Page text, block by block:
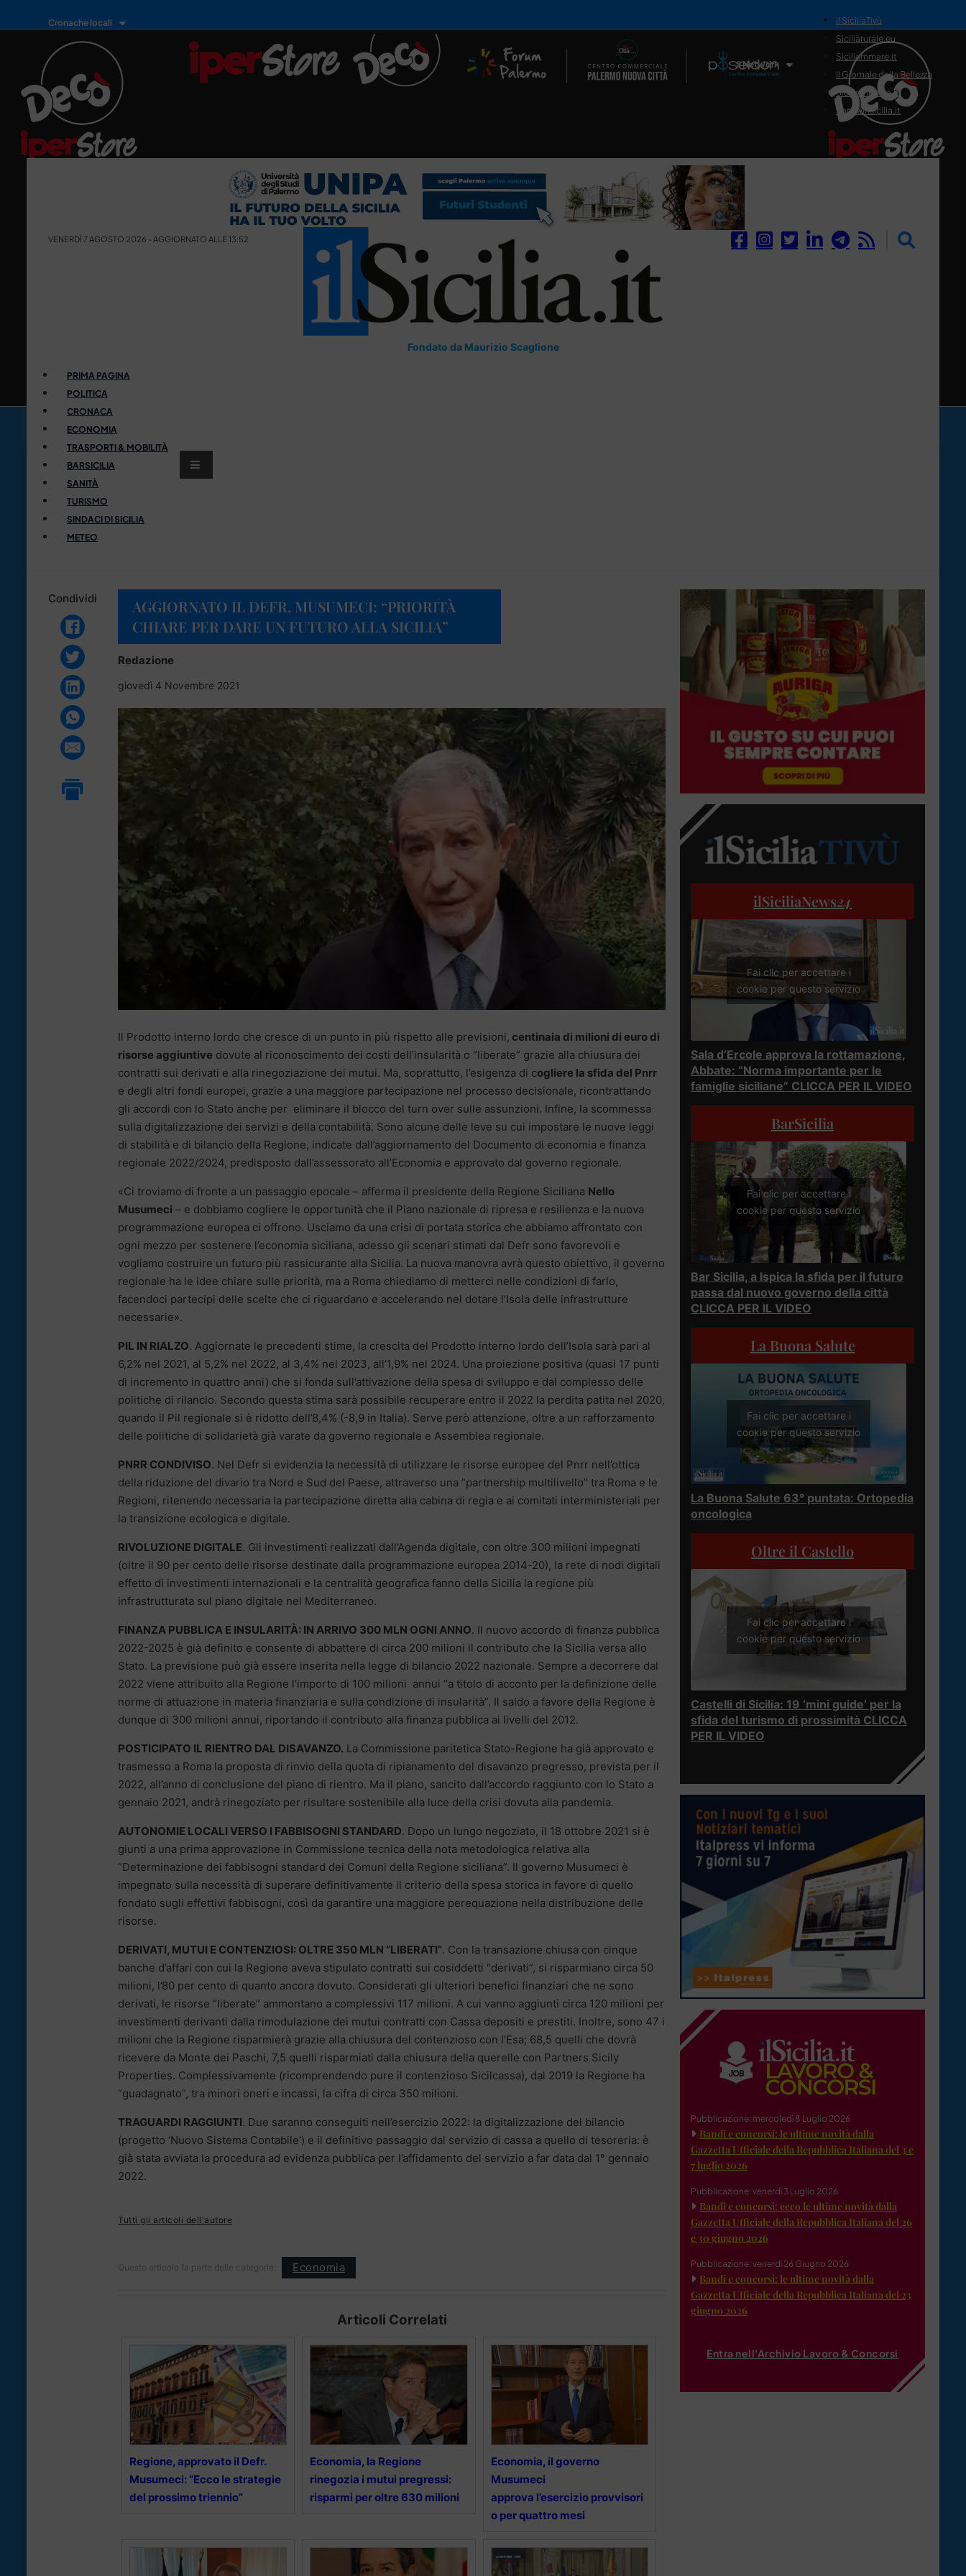
Cronache locali
Il Network
il SiciliaTivù
Siciliarurale.eu
Siciliammare.it
Il Giornale della Bellezza
Siciliamedica.it
Sanitainsicilia.it
VENERDÌ 7 AGOSTO 2026 - AGGIORNATO ALLE 13:52
Fondato da Maurizio Scaglione
PRIMA PAGINA
POLITICA
CRONACA
ECONOMIA
TRASPORTI & MOBILITÀ
BARSICILIA
SANITÀ
TURISMO
SINDACI DI SICILIA
METEO
Condividi
AGGIORNATO IL DEFR, MUSUMECI: “PRIORITÀ
CHIARE PER DARE UN FUTURO ALLA SICILIA”
Redazione
giovedì 4 Novembre 2021
Il Prodotto interno lordo che cresce di un punto in più rispetto alle previsioni, centinaia di milioni di euro di
risorse aggiuntive dovute al riconoscimento dei costi dell’insularità o “liberate” grazie alla chiusura dei
contratti sui derivati e alla rinegoziazione dei mutui. Ma, soprattutto, l’esigenza di cogliere la sfida del Pnrr
e degli altri fondi europei, grazie a una maggiore partecipazione nel processo decisionale, ricontrattando
gli accordi con lo Stato anche per eliminare il blocco del turn over sulle assunzioni. Infine, la scommessa
sulla digitalizzazione dei servizi e della contabilità. Sono alcune delle leve su cui impostare le nuove leggi
di stabilità e di bilancio della Regione, indicate dall’aggiornamento del Documento di economia e finanza
regionale 2022/2024, predisposto dall’assessorato all’Economia e approvato dal governo regionale.
«Ci troviamo di fronte a un passaggio epocale – afferma il presidente della Regione Siciliana Nello
Musumeci – e dobbiamo cogliere le opportunità che il Piano nazionale di ripresa e resilienza e la nuova
programmazione europea ci offrono. Usciamo da una crisi di portata storica che abbiamo affrontato con
ogni mezzo per sostenere l’economia siciliana, adesso gli scenari stimati dal Defr sono favorevoli e
vogliamo costruire un futuro più rassicurante alla Sicilia. La nuova manovra avrà questo obiettivo, il governo
regionale ha le idee chiare sulle priorità, ma a Roma chiediamo di metterci nelle condizioni di farlo,
facendoci partecipi delle scelte che ci riguardano e accelerando nel dotare l’Isola delle infrastrutture
necessarie».
PIL IN RIALZO. Aggiornate le precedenti stime, la crescita del Prodotto interno lordo dell’Isola sarà pari al
6,2% nel 2021, al 5,2% nel 2022, al 3,4% nel 2023, all’1,9% nel 2024. Una proiezione positiva (quasi 17 punti
di incremento in quattro anni) che si fonda sull’attivazione della spesa di sviluppo e dal complesso delle
politiche di rilancio. Secondo questa stima sarà possibile recuperare entro il 2022 la perdita patita nel 2020,
quando il Pil regionale si è ridotto dell’8,4% (-8,9 in Italia). Serve però attenzione, oltre a un rafforzamento
delle politiche di solidarietà già varate da governo regionale e Assemblea regionale.
PNRR CONDIVISO. Nel Defr si evidenzia la necessità di utilizzare le risorse europee del Pnrr nell’ottica
della riduzione del divario tra Nord e Sud del Paese, attraverso una “partnership multilivello” tra Roma e le
Regioni, ritenendo necessaria la partecipazione diretta alla cabina di regia e ai comitati interministeriali per
la transizione ecologica e digitale.
RIVOLUZIONE DIGITALE. Gli investimenti realizzati dall’Agenda digitale, con oltre 300 milioni impegnati
(oltre il 90 per cento delle risorse destinate dalla programmazione europea 2014-20), la rete di nodi digitali
effetto di investimenti internazionali e la centralità geografica fanno della Sicilia la regione più
infrastrutturata sul piano digitale nel Mediterraneo.
FINANZA PUBBLICA E INSULARITÀ: IN ARRIVO 300 MLN OGNI ANNO. Il nuovo accordo di finanza pubblica
2022-2025 è già definito e consente di abbattere di circa 200 milioni il contributo che la Sicilia versa allo
Stato. La previsione può già essere inserita nella legge di bilancio 2022 nazionale. Sempre a decorrere dal
2022 viene attribuito alla Regione l’importo di 100 milioni annui “a titolo di acconto per la definizione delle
norme di attuazione in materia finanziaria e sulla condizione di insularità”. Il saldo a favore della Regione è
dunque di 300 milioni annui, riportando il contributo alla finanza pubblica ai livelli del 2012.
POSTICIPATO IL RIENTRO DAL DISAVANZO. La Commissione paritetica Stato-Regione ha già approvato e
trasmesso a Roma la proposta di rinvio della quota di ripianamento del disavanzo pregresso, prevista per il
2022, all’anno di conclusione del piano di rientro. Ma il piano, sancito dall’accordo raggiunto con lo Stato a
gennaio 2021, andrà rinegoziato per risultare sostenibile alla luce della crisi dovuta alla pandemia.
AUTONOMIE LOCALI VERSO I FABBISOGNI STANDARD. Dopo un lungo negoziato, il 18 ottobre 2021 si è
giunti a una prima approvazione in Commissione tecnica della nota metodologica relativa alla
“Determinazione dei fabbisogni standard dei Comuni della Regione siciliana”. Il governo Musumeci è
impegnato sulla necessità di superare definitivamente il criterio della spesa storica in favore di quello
fondato sugli effettivi fabbisogni, così da garantire una maggiore perequazione nella distribuzione delle
risorse.
DERIVATI, MUTUI E CONTENZIOSI: OLTRE 350 MLN “LIBERATI”. Con la transazione chiusa con cinque
banche d’affari con cui la Regione aveva stipulato contratti sui cosiddetti “derivati”, si risparmiano circa 50
milioni, l’80 per cento di quanto ancora dovuto. Considerati gli ulteriori benefici finanziari che ne sono
derivati, le risorse “liberate” ammontano a complessivi 117 milioni. A cui vanno aggiunti circa 120 milioni per
investimenti derivanti dalla rimodulazione dei mutui contratti con Cassa depositi e prestiti. Inoltre, sono 47 i
milioni che la Regione risparmierà grazie alla chiusura del contenzioso con l’Esa; 68,5 quelli che dovrà
ricevere da Monte dei Paschi, 7,5 quelli risparmiati dalla chiusura della querelle con Partners Sicily
Properties. Complessivamente (ricomprendendo pure il contenzioso Sicilcassa), dal 2019 la Regione ha
“guadagnato”, tra minori oneri e incassi, la cifra di circa 350 milioni.
TRAGUARDI RAGGIUNTI. Due saranno conseguiti nell’esercizio 2022: la digitalizzazione del bilancio
(progetto ‘Nuovo Sistema Contabile’) e il definitivo passaggio dal servizio di cassa a quello di tesoreria: è
già stata avviata la procedura ad evidenza pubblica per l’affidamento del servizio a far data dal 1° gennaio
2022.
Tutti gli articoli dell'autore
Questo articolo fa parte delle categorie: Economia
Articoli Correlati
Regione, approvato il Defr.
Musumeci: “Ecco le strategie
del prossimo triennio”
Economia, la Regione
rinegozia i mutui pregressi:
risparmi per oltre 630 milioni
Economia, il governo
Musumeci
approva l’esercizio provvisori
o per quattro mesi
ilSiciliaNews24
Fai clic per accettare i
cookie per questo servizio
Sala d’Ercole approva la rottamazione,
Abbate: “Norma importante per le
famiglie siciliane” CLICCA PER IL VIDEO
BarSicilia
Fai clic per accettare i
cookie per questo servizio
Bar Sicilia, a Ispica la sfida per il futuro
passa dal nuovo governo della città
CLICCA PER IL VIDEO
La Buona Salute
Fai clic per accettare i
cookie per questo servizio
La Buona Salute 63° puntata: Ortopedia
oncologica
Oltre il Castello
Fai clic per accettare i
cookie per questo servizio
Castelli di Sicilia: 19 ‘mini guide’ per la
sfida del turismo di prossimità CLICCA
PER IL VIDEO
Pubblicazione: mercoledì 8 Luglio 2026
Bandi e concorsi: le ultime novità dalla
Gazzetta Ufficiale della Repubblica Italiana del 3 e
7 luglio 2026
Pubblicazione: venerdì 3 Luglio 2026
Bandi e concorsi: ecco le ultime novità dalla
Gazzetta Ufficiale della Repubblica Italiana del 26
e 30 giugno 2026
Pubblicazione: venerdì 26 Giugno 2026
Bandi e concorsi: le ultime novità dalla
Gazzetta Ufficiale della Repubblica Italiana del 23
giugno 2026
Entra nell'Archivio Lavoro & Concorsi